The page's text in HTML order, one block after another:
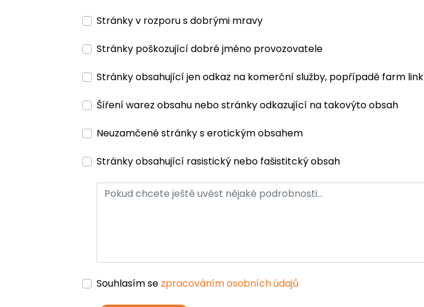
Stránky v rozporu s dobrými mravy
Stránky poškozující dobré jméno provozovatele
Stránky obsahující jen odkaz na komerční služby, popřípadě farm link
Šíření warez obsahu nebo stránky odkazující na takovýto obsah
Neuzamčené stránky s erotickým obsahem
Stránky obsahující rasistický nebo fašistitcký obsah
Souhlasím se zpracováním osobních údajů